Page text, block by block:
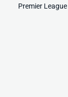
Premier League